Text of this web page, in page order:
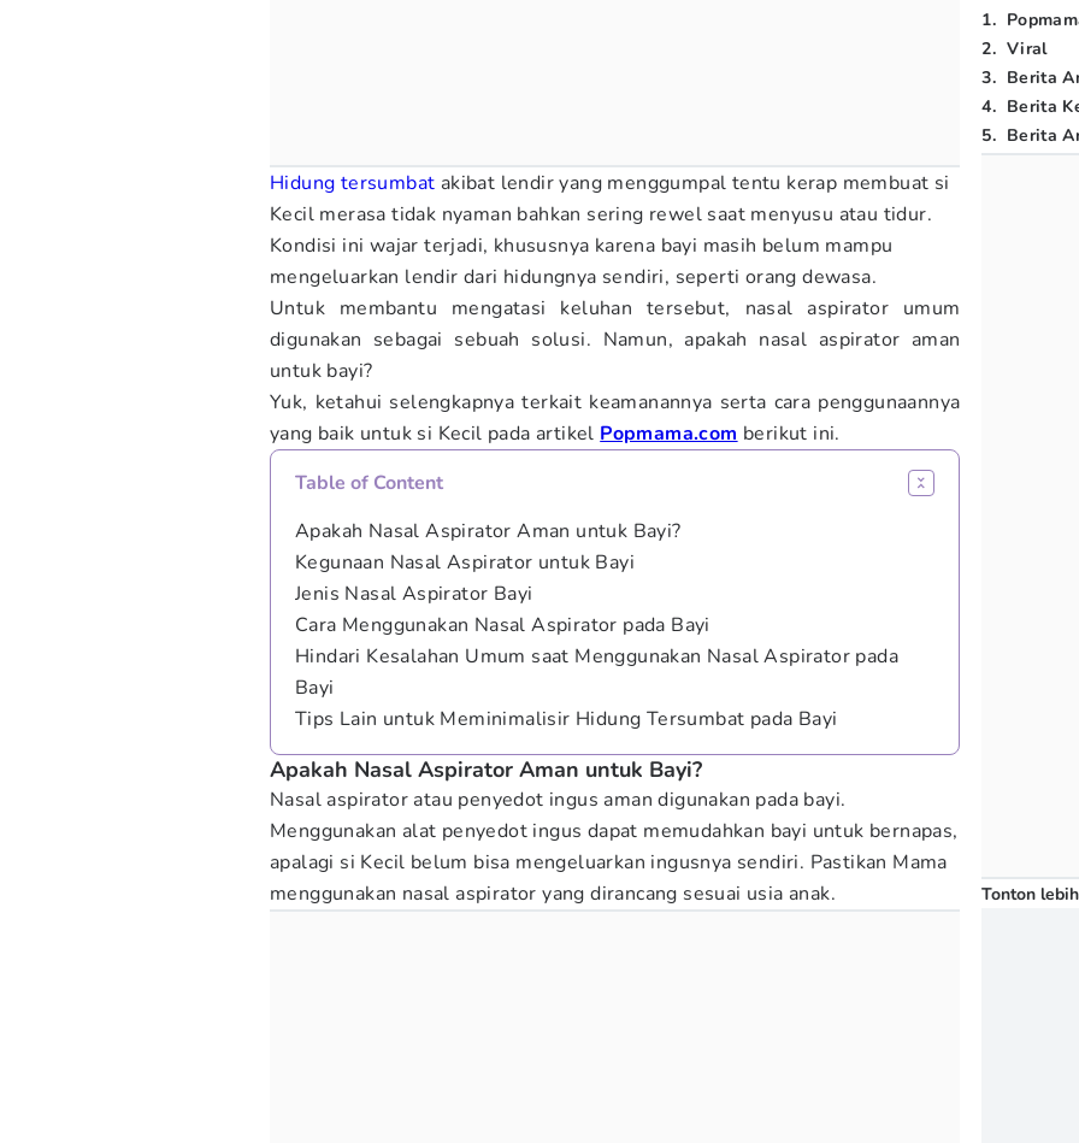
Hidung tersumbat akibat lendir yang menggumpal tentu kerap membuat si
Kecil merasa tidak nyaman bahkan sering rewel saat menyusu atau tidur.
Kondisi ini wajar terjadi, khususnya karena bayi masih belum mampu
mengeluarkan lendir dari hidungnya sendiri, seperti orang dewasa.
Untuk membantu mengatasi keluhan tersebut, nasal aspirator umum
digunakan sebagai sebuah solusi. Namun, apakah nasal aspirator aman
untuk bayi?
Yuk, ketahui selengkapnya terkait keamanannya serta cara penggunaannya
yang baik untuk si Kecil pada artikel Popmama.com berikut ini.
Table of Content
Apakah Nasal Aspirator Aman untuk Bayi?
Kegunaan Nasal Aspirator untuk Bayi
Jenis Nasal Aspirator Bayi
Cara Menggunakan Nasal Aspirator pada Bayi
Hindari Kesalahan Umum saat Menggunakan Nasal Aspirator pada
Bayi
Tips Lain untuk Meminimalisir Hidung Tersumbat pada Bayi
Apakah Nasal Aspirator Aman untuk Bayi?
Nasal aspirator atau penyedot ingus aman digunakan pada bayi.
Menggunakan alat penyedot ingus dapat memudahkan bayi untuk bernapas,
apalagi si Kecil belum bisa mengeluarkan ingusnya sendiri. Pastikan Mama
menggunakan nasal aspirator yang dirancang sesuai usia anak.
1.
2. Viral
3. Berita
4. Berita
5. Berita
Tonton